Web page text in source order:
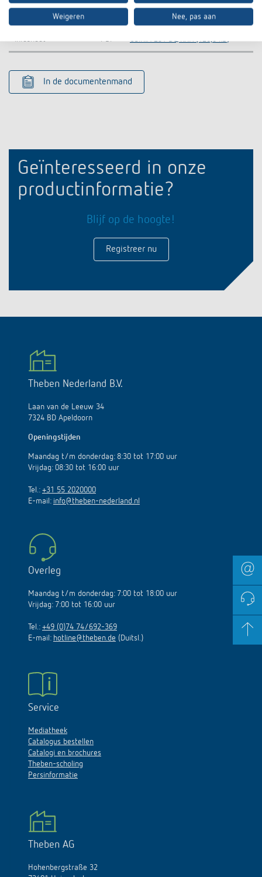
CE declaration of
PDF
OSIRIA 251 BQ KNX-CE declaration
of conformity (308,4 kB)
Infosheet PDF OSIRIA 251 BQ KNX (120,6 kB)
In de documentenmand
Geïnteresseerd in onze
productinformatie?
Blijf op de hoogte!
Registreer nu
Theben Nederland B.V.
Laan van de Leeuw 34
7324 BD Apeldoorn
Openingstijden
Maandag t/m donderdag: 8:30 tot 17:00 uur
Vrijdag: 08:30 tot 16:00 uur
Tel.: +31 55 2020000
E-mail: info@theben-nederland.nl
Overleg
Maandag t/m donderdag: 7:00 tot 18:00 uur
Vrijdag: 7:00 tot 16:00 uur
Tel.: +49 (0)74 74/692-369
E-mail: hotline@theben.de (Duitsl.)
Service
Mediatheek
Catalogus bestellen
Catalogi en brochures
Theben-scholing
Persinformatie
Theben AG
Hohenbergstraße 32
Weigeren Nee, pas aan